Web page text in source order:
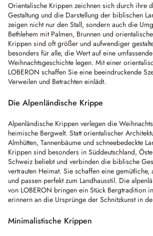
Orientalische Krippen zeichnen sich durch ihre
Gestaltung und die Darstellung der biblischen
zeigen nicht nur den Stall, sondern auch die
Bethlehem mit Palmen, Brunnen und
Krippen sind oft größer und aufwendiger
besonders für alle, die Wert auf eine
Weihnachtsgeschichte legen. Mit einer
LOBERON schaffen Sie eine beeindruckende
Verweilen und Betrachten einlädt.
Die Alpenländische Krippe
Alpenländische Krippen verlegen die
heimische Bergwelt. Statt orientalischer
Almhütten, Tannenbäume und schneebedeckte
Krippen sind besonders in Süddeutschland,
Schweiz beliebt und verbinden die biblische
vertrauten Heimat. Sie schaffen eine
und passen perfekt zum Landhausstil. Die
von LOBERON bringen ein Stück Bergtradition
erinnern an die Ursprünge der Schnitzkunst in
Minimalistische Krippen